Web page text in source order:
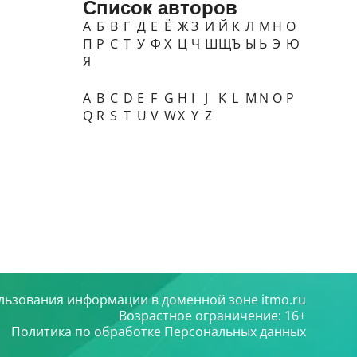
Список авторов
А Б В Г Д Е Ё ЖЗ И Й К Л М Н О
П Р С Т У Ф Х Ц Ч ШЩЪ Ы Ь Э Ю
Я
A B C D E F G H I J K L M N O P
Q R S T U V WX Y Z
информации в доменной зоне itmo.ru
Возрастное ограничение: 16+
Политика по обработке Персональных данных